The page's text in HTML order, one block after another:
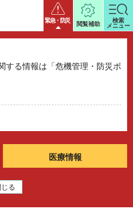
緊急・防災
する情報は「危機管理・防災ポ
医療情報
じる
閲覧補助
検索
メニュー